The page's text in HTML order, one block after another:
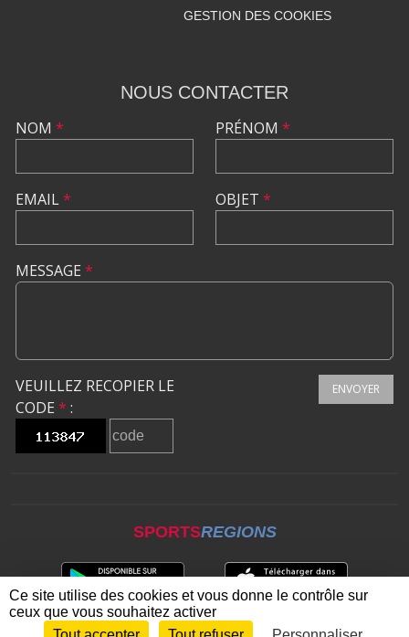
GESTION DES COOKIES
NOUS CONTACTER
NOM *
EMAIL*
PRÉNOM *
OBJET *
MESSAGE *
VEUILLEZ RECOPIER LE
CODE * :
ENVOYER
SPORTSREGIONS
Ce site utilise des cookies et vous donne le contrôle sur
ceux que vous souhaitez activer